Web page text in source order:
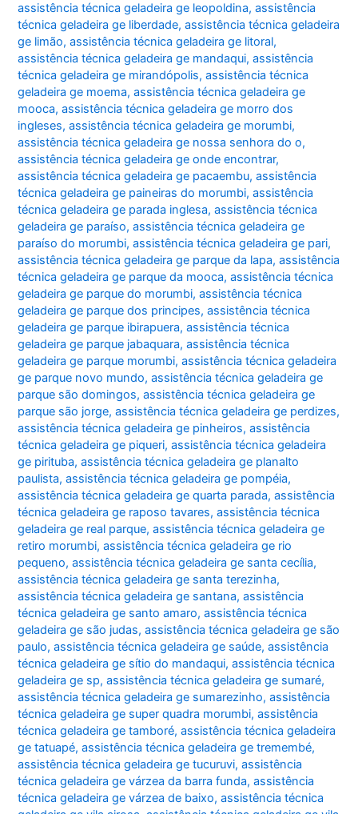
assistência técnica geladeira ge leopoldina,assistência
técnica geladeira ge liberdade,assistência técnica geladeira
ge limão,assistência técnica geladeira ge litoral,
assistência técnica geladeira ge mandaqui,assistência
técnica geladeira ge mirandópolis,assistência técnica
geladeira ge moema,assistência técnica geladeira ge
mooca,assistência técnica geladeira ge morro dos
ingleses,assistência técnica geladeira ge morumbi,
assistência técnica geladeira ge nossa senhora do o,
assistência técnica geladeira ge onde encontrar,
assistência técnica geladeira ge pacaembu,assistência
técnica geladeira ge paineiras do morumbi,assistência
técnica geladeira ge parada inglesa,assistência técnica
geladeira ge paraíso,assistência técnica geladeira ge
paraíso do morumbi,assistência técnica geladeira ge pari,
assistência técnica geladeira ge parque da lapa,assistência
técnica geladeira ge parque da mooca,assistência técnica
geladeira ge parque do morumbi,assistência técnica
geladeira ge parque dos principes,assistência técnica
geladeira ge parque ibirapuera,assistência técnica
geladeira ge parque jabaquara,assistência técnica
geladeira ge parque morumbi,assistência técnica geladeira
ge parque novo mundo,assistência técnica geladeira ge
parque são domingos,assistência técnica geladeira ge
parque são jorge,assistência técnica geladeira ge perdizes,
assistência técnica geladeira ge pinheiros,assistência
técnica geladeira ge piqueri,assistência técnica geladeira
ge pirituba,assistência técnica geladeira ge planalto
paulista,assistência técnica geladeira ge pompéia,
assistência técnica geladeira ge quarta parada,assistência
técnica geladeira ge raposo tavares,assistência técnica
geladeira ge real parque,assistência técnica geladeira ge
retiro morumbi,assistência técnica geladeira ge rio
pequeno,assistência técnica geladeira ge santa cecília,
assistência técnica geladeira ge santa terezinha,
assistência técnica geladeira ge santana,assistência
técnica geladeira ge santo amaro,assistência técnica
geladeira ge são judas,assistência técnica geladeira ge são
paulo,assistência técnica geladeira ge saúde,assistência
técnica geladeira ge sítio do mandaqui,assistência técnica
geladeira ge sp,assistência técnica geladeira ge sumaré,
assistência técnica geladeira ge sumarezinho,assistência
técnica geladeira ge super quadra morumbi,assistência
técnica geladeira ge tamboré,assistência técnica geladeira
ge tatuapé,assistência técnica geladeira ge tremembé,
assistência técnica geladeira ge tucuruvi,assistência
técnica geladeira ge várzea da barra funda,assistência
técnica geladeira ge várzea de baixo,assistência técnica